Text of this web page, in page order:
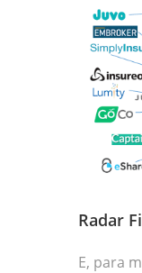
Radar
E, para